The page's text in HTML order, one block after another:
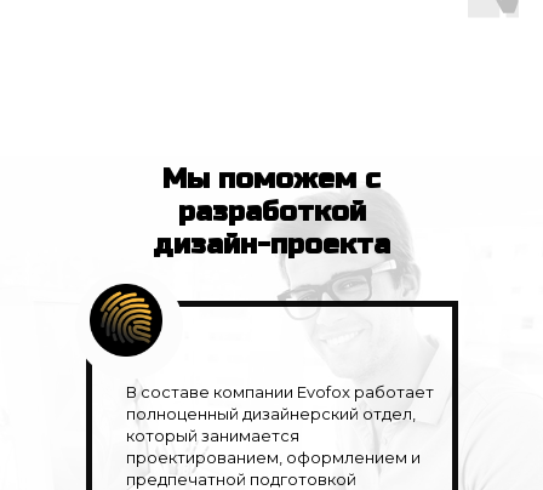
Мы поможем с
разработкой
дизайн-проекта
В составе компании Evofox работает
полноценный дизайнерский отдел,
который занимается
проектированием, оформлением и
предпечатной подготовкой